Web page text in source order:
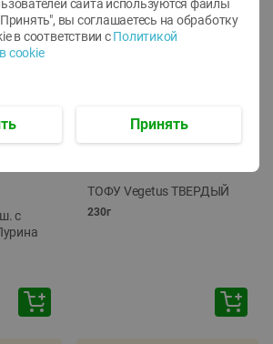
с
-24%
ТОФУ Vegetus ТВЕРДЫЙ
230г
сайта используются файлы
вы соглашаетесь на обработку
в соответствии с Политикой
cookie
Принять